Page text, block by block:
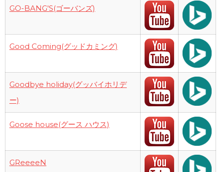
GO-BANG'S(ゴーバンズ)
Good Coming(グッドカミング)
Goodbye holiday(グッバイホリデ
ー)
Goose house(グース ハウス)
GReeeeN